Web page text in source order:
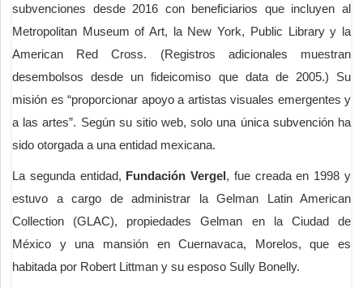
subvenciones desde 2016 con beneficiarios que incluyen al
Metropolitan Museum of Art, la New York, Public Library y la
American Red Cross. (Registros adicionales muestran
desembolsos desde un fideicomiso que data de 2005.) Su
misión es “proporcionar apoyo a artistas visuales emergentes y
a las artes”. Según su sitio web, solo una única subvención ha
sido otorgada a una entidad mexicana.
La segunda entidad, Fundación Vergel, fue creada en 1998 y
estuvo a cargo de administrar la Gelman Latin American
Collection (GLAC), propiedades Gelman en la Ciudad de
México y una mansión en Cuernavaca, Morelos, que es
habitada por Robert Littman y su esposo Sully Bonelly.